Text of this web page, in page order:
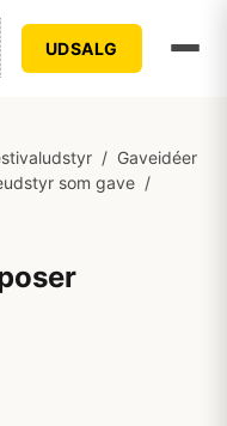
UDSALG
/ Gaveidéer
som gave /